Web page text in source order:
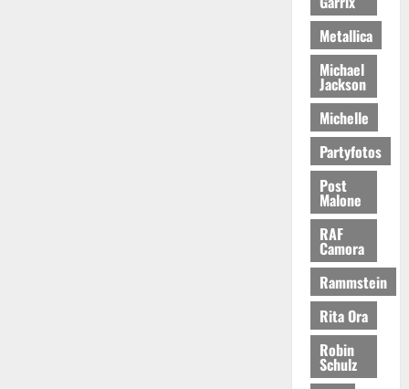
Metallica
Michael
Jackson
Michelle
Partyfotos
Post
Malone
RAF
Camora
Rammstein
Rita Ora
Robin
Schulz